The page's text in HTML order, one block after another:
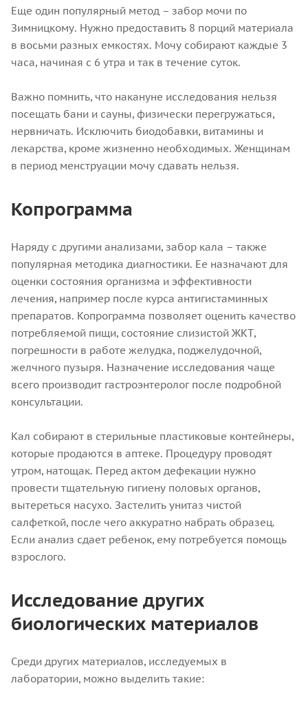
Еще один популярный метод – забор мочи по
Зимницкому. Нужно предоставить 8 порций материала
в восьми разных емкостях. Мочу собирают каждые 3
часа, начиная с 6 утра и так в течение суток.
Важно помнить, что накануне исследования нельзя
посещать бани и сауны, физически перегружаться,
нервничать. Исключить биодобавки, витамины и
лекарства, кроме жизненно необходимых. Женщинам
в период менструации мочу сдавать нельзя.
Копрограмма
Наряду с другими анализами, забор кала – также
популярная методика диагностики. Ее назначают для
оценки состояния организма и эффективности
лечения, например после курса антигистаминных
препаратов. Копрограмма позволяет оценить качество
потребляемой пищи, состояние слизистой ЖКТ,
погрешности в работе желудка, поджелудочной,
желчного пузыря. Назначение исследования чаще
всего производит гастроэнтеролог после подробной
консультации.
Кал собирают в стерильные пластиковые контейнеры,
которые продаются в аптеке. Процедуру проводят
утром, натощак. Перед актом дефекации нужно
провести тщательную гигиену половых органов,
вытереться насухо. Застелить унитаз чистой
салфеткой, после чего аккуратно набрать образец.
Если анализ сдает ребенок, ему потребуется помощь
взрослого.
Исследование других
биологических материалов
Среди других материалов, исследуемых в
лаборатории, можно выделить такие: